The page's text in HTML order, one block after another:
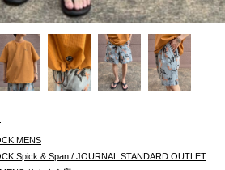
MENS
Spick & Span / JOURNAL STANDARD OUTLET